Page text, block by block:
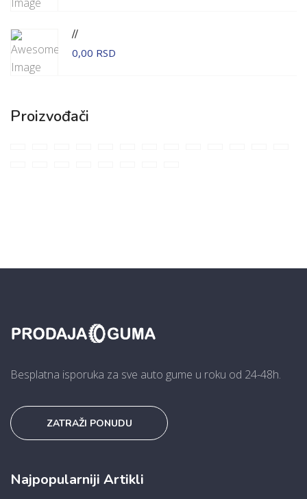
//
0,00 RSD
Proizvođači
Besplatna isporuka za sve auto gume u roku od 24-48h.
ZATRAŽI PONUDU
Najpopularniji Artikli